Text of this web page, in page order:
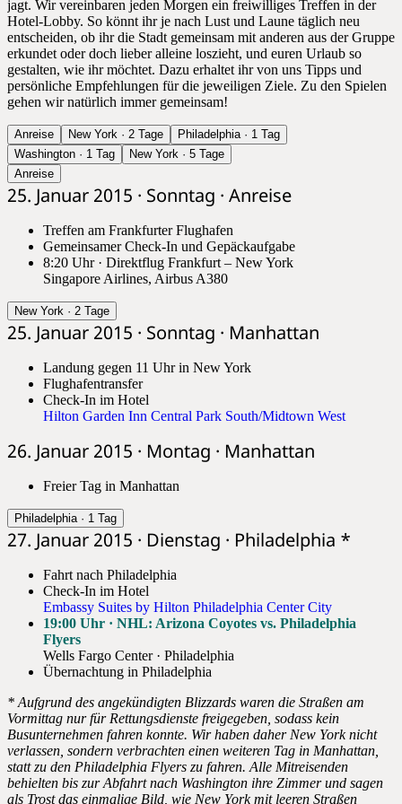
jagt. Wir vereinbaren jeden Morgen ein freiwilliges Treffen in der
Hotel-Lobby. So könnt ihr je nach Lust und Laune täglich neu
entscheiden, ob ihr die Stadt gemeinsam mit anderen aus der Gruppe
erkundet oder doch lieber alleine loszieht, und euren Urlaub so
gestalten, wie ihr möchtet. Dazu erhaltet ihr von uns Tipps und
persönliche Empfehlungen für die jeweiligen Ziele. Zu den Spielen
gehen wir natürlich immer gemeinsam!
Anreise New York · 2 Tage
Philadelphia · 1 Tag
Washington · 1 Tag
New York · 5 Tage
Anreise
25. Januar 2015 · Sonntag · Anreise
Treffen am Frankfurter Flughafen
Gemeinsamer Check-In und Gepäckaufgabe
8:20 Uhr · Direktflug Frankfurt – New York
Singapore Airlines, Airbus A380
New York · 2 Tage
25. Januar 2015 · Sonntag · Manhattan
Landung gegen 11 Uhr in New York
Flughafentransfer
Check-In im Hotel
Hilton Garden Inn Central Park South/Midtown West
26. Januar 2015 · Montag · Manhattan
Freier Tag in Manhattan
Philadelphia · 1 Tag
27. Januar 2015 · Dienstag · Philadelphia *
Fahrt nach Philadelphia
Check-In im Hotel
Embassy Suites by Hilton Philadelphia Center City
19:00 Uhr · NHL: Arizona Coyotes vs. Philadelphia
Flyers
Wells Fargo Center · Philadelphia
Übernachtung in Philadelphia
* Aufgrund des angekündigten Blizzards waren die Straßen am
Vormittag nur für Rettungsdienste freigegeben, sodass kein
Busunternehmen fahren konnte. Wir haben daher New York nicht
verlassen, sondern verbrachten einen weiteren Tag in Manhattan,
statt zu den Philadelphia Flyers zu fahren. Alle Mitreisenden
behielten bis zur Abfahrt nach Washington ihre Zimmer und sagen
als Trost das einmalige Bild, wie New York mit leeren Straßen